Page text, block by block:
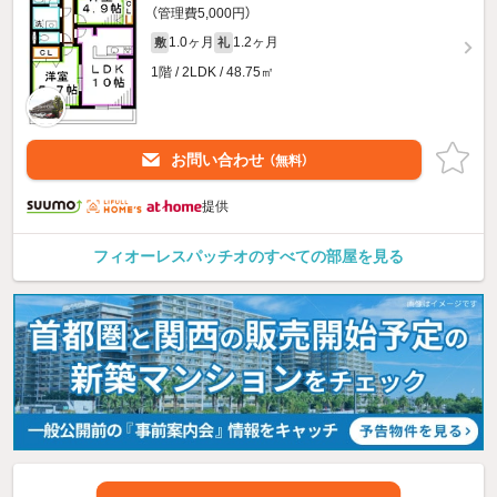
（管理費5,000円）
敷 1.0ヶ月 礼 1.2ヶ月
1階 / 2LDK / 48.75㎡
お問い合わせ （無料）
提供
フィオーレスパッチオのすべての部屋を見る